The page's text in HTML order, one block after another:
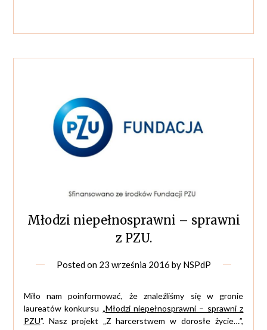
Młodzi niepełnosprawni – sprawni
z PZU.
Posted on 23 września 2016 by NSPdP
Miło nam poinformować, że znaleźliśmy się w gronie
laureatów konkursu „Młodzi niepełnosprawni – sprawni z
PZU”. Nasz projekt „Z harcerstwem w dorosłe życie…”,